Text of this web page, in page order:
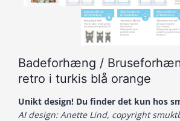
Badeforhæng /
retro i turkis blå orange
Unikt design! Du finder det kun hos
AI design: Anette Lind, copyright